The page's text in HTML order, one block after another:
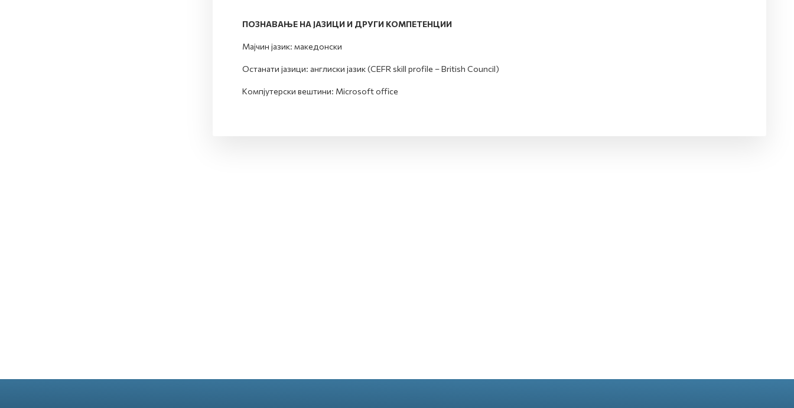
ПОЗНАВАЊЕ НА ЈАЗИЦИ И ДРУГИ КОМПЕТЕНЦИИ
Мајчин јазик: македонски
Останати јазици: англиски јазик (CEFR skill profile – British Council)
Компјутерски вештини: Microsoft office